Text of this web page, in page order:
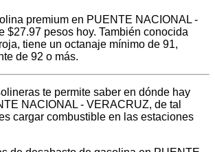
premium en PUENTE NACIONAL -
$27.97 pesos hoy. También conocida
tiene un octanaje mínimo de 91,
de 92 o más.
te permite saber en dónde hay
NACIONAL - VERACRUZ, de tal
cargar combustible en las estaciones